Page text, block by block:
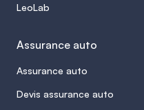
LeoLab
Assurance auto
Assurance auto
Devis assurance auto